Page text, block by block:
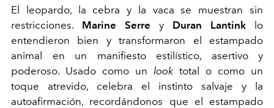
El leopardo, la cebra y la vaca se muestran sin
restricciones. Marine Serre y Duran Lantink lo
entendieron bien y transformaron el estampado
animal en un manifiesto estilístico, asertivo y
poderoso. Usado como un look total o como un
toque atrevido, celebra el instinto salvaje y la
autoafirmación, recordándonos que el estampado